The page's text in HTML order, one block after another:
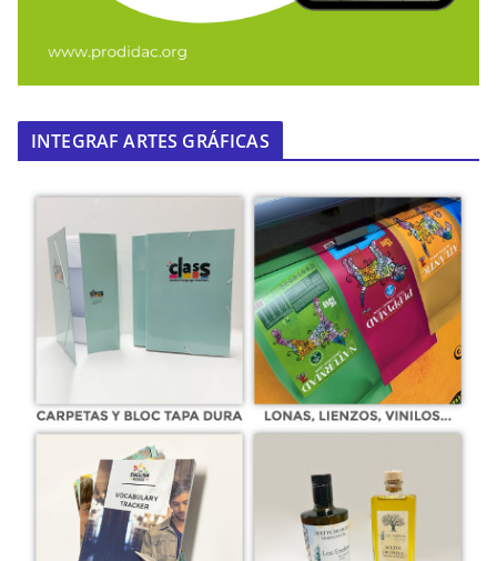
INTEGRAF ARTES GRÁFICAS